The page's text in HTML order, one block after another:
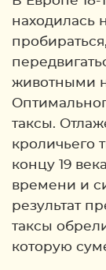
находилась
животными
таксы.
кроличьего
концу 19
времени и
результат
таксы
которую